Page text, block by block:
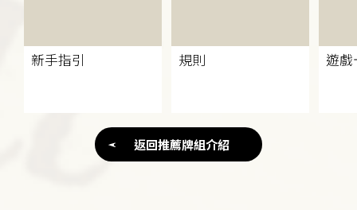
新手指引 規則 遊
返回推薦牌組介紹